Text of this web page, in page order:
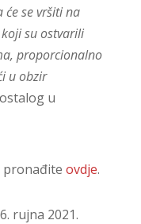
će se vršiti na
su ostvarili
proporcionalno
u obzir
u
pronađite ovdje.
rujna 2021.